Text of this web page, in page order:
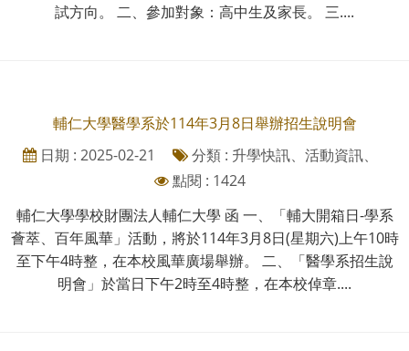
試方向。 二、參加對象：高中生及家長。 三....
輔仁大學醫學系於114年3月8日舉辦招生說明會
日期 : 2025-02-21
分類 : 升學快訊、活動資訊、
點閱 : 1424
輔仁大學學校財團法人輔仁大學 函 一、「輔大開箱日-學系
薈萃、百年風華」活動，將於114年3月8日(星期六)上午10時
至下午4時整，在本校風華廣場舉辦。 二、「醫學系招生說
明會」於當日下午2時至4時整，在本校倬章....